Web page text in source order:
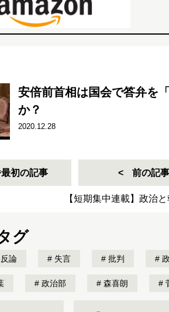
安倍前首相は国会で答弁を
か？
2020.12.28
初の記事 前の記事
【短期集中連載】政治
グ
反論 失言 批判
政治部 森喜朗